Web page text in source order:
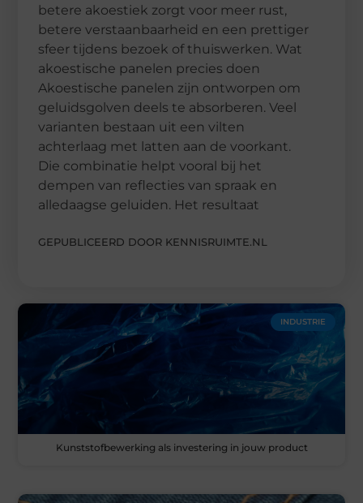
betere akoestiek zorgt voor meer rust,
betere verstaanbaarheid en een prettiger
sfeer tijdens bezoek of thuiswerken. Wat
akoestische panelen precies doen
Akoestische panelen zijn ontworpen om
geluidsgolven deels te absorberen. Veel
varianten bestaan uit een vilten
achterlaag met latten aan de voorkant.
Die combinatie helpt vooral bij het
dempen van reflecties van spraak en
alledaagse geluiden. Het resultaat
GEPUBLICEERD DOOR KENNISRUIMTE.NL
INDUSTRIE
Kunststofbewerking als investering in jouw product